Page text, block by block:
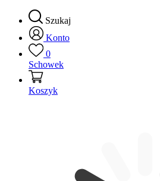
Szukaj
Konto
0
Schowek
Koszyk